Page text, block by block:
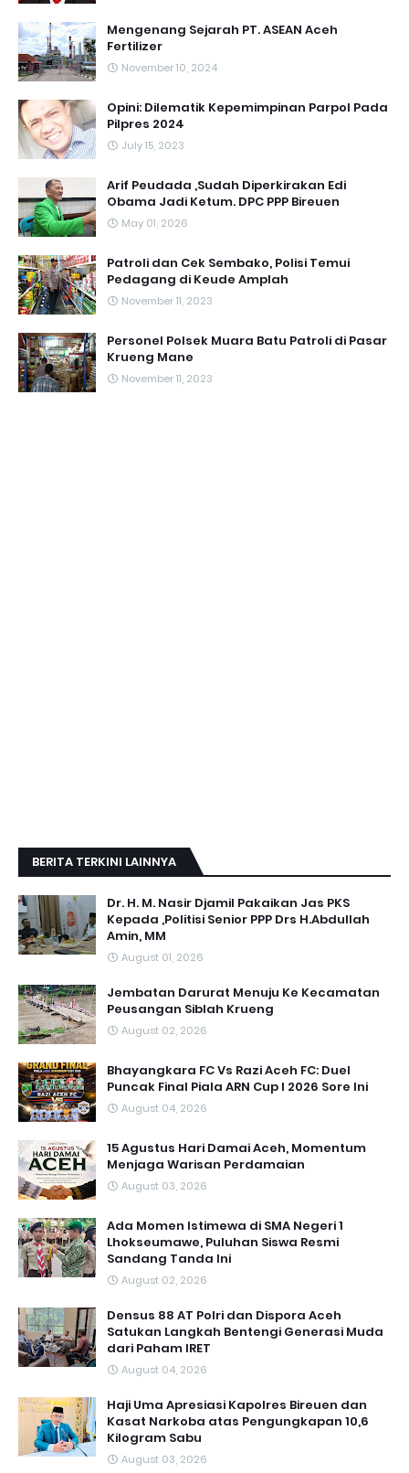
Mengenang Sejarah PT. ASEAN Aceh
Fertilizer
November 10, 2024
Opini: Dilematik Kepemimpinan Parpol Pada
Pilpres 2024
July 15, 2023
Arif Peudada ,Sudah Diperkirakan Edi
Obama Jadi Ketum. DPC PPP Bireuen
May 01, 2026
Patroli dan Cek Sembako, Polisi Temui
Pedagang di Keude Amplah
November 11, 2023
Personel Polsek Muara Batu Patroli di Pasar
Krueng Mane
November 11, 2023
BERITA TERKINI LAINNYA
Dr. H. M. Nasir Djamil Pakaikan Jas PKS
Kepada ,Politisi Senior PPP Drs H.Abdullah
Amin, MM
August 01, 2026
Jembatan Darurat Menuju Ke Kecamatan
Peusangan Siblah Krueng
August 02, 2026
Bhayangkara FC Vs Razi Aceh FC: Duel
Puncak Final Piala ARN Cup I 2026 Sore Ini
August 04, 2026
15 Agustus Hari Damai Aceh, Momentum
Menjaga Warisan Perdamaian
August 03, 2026
Ada Momen Istimewa di SMA Negeri 1
Lhokseumawe, Puluhan Siswa Resmi
Sandang Tanda Ini
August 02, 2026
Densus 88 AT Polri dan Dispora Aceh
Satukan Langkah Bentengi Generasi Muda
dari Paham IRET
August 04, 2026
Haji Uma Apresiasi Kapolres Bireuen dan
Kasat Narkoba atas Pengungkapan 10,6
Kilogram Sabu
August 03, 2026